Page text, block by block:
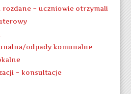
rozdane – uczniowie otrzymali
odpady komunalne
– konsultacje